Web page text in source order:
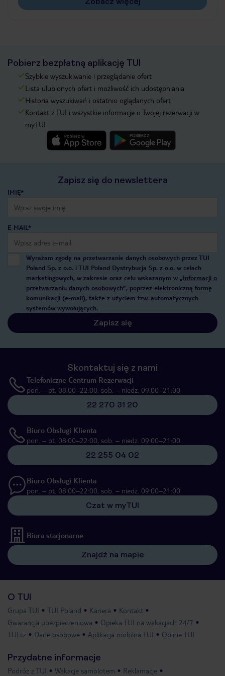
Pobierz bezpłatną aplikację TUI
Szybkie wyszukiwanie i przeglądanie ofert
Lista ulubionych ofert i możliwość ich udostępniania
Historia wyszukiwań i ostatnio oglądanych ofert
Kontakt z TUI i wszystkie informacje o Twojej rezerwacji w
myTUI
Zapisz się do newslettera
IMIĘ*
E-MAIL*
Wyrażam zgodę na przetwarzanie danych osobowych przez TUI
Poland Sp. z o.o. i TUI Poland Dystrybucja Sp. z o.o. w celach
marketingowych, w zakresie oraz celu wskazanym w „Informacji o
przetwarzaniu danych osobowych”, poprzez elektroniczną formę
komunikacji (e-mail), także z użyciem tzw. automatycznych
systemów wywołujących.
Zapisz się
Skontaktuj się z nami
Telefoniczne Centrum Rezerwacji
pon. – pt. 08:00–22:00, sob. – niedz. 09:00–21:00
22 270 31 20
Biuro Obsługi Klienta
pon. – pt. 08:00–22:00, sob. – niedz. 09:00–21:00
22 255 04 02
Biuro Obsługi Klienta
pon. – pt. 08:00–22:00, sob. – niedz. 09:00–21:00
Czat w myTUI
Biura stacjonarne
Znajdź na mapie
O TUI
Grupa TUI TUI Poland Kariera
Kontakt
Gwarancja ubezpieczeniowa
Opieka TUI na wakacjach 24/7
TUI.cz
Dane osobowe Aplikacja mobilna TUI Opinie TUI
Przydatne informacje
Podróż z TUI Wakacje samolotem Reklamacje